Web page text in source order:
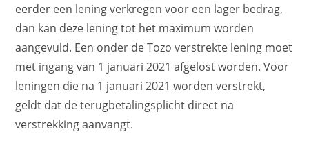
eerder een lening verkregen voor een lager bedrag,
dan kan deze lening tot het maximum worden
aangevuld. Een onder de Tozo verstrekte lening moet
met ingang van 1 januari 2021 afgelost worden. Voor
leningen die na 1 januari 2021 worden verstrekt,
geldt dat de terugbetalingsplicht direct na
verstrekking aanvangt.